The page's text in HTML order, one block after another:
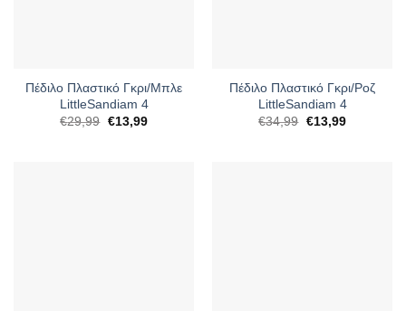
Πέδιλο Πλαστικό Γκρι/Μπλε
LittleSandiam 4
€29,99 Original
price
€13,99Η
Πέδιλο Πλαστικό Γκρι/Ροζ
LittleSandiam 4
€34,99 Original
price
€13,99Η